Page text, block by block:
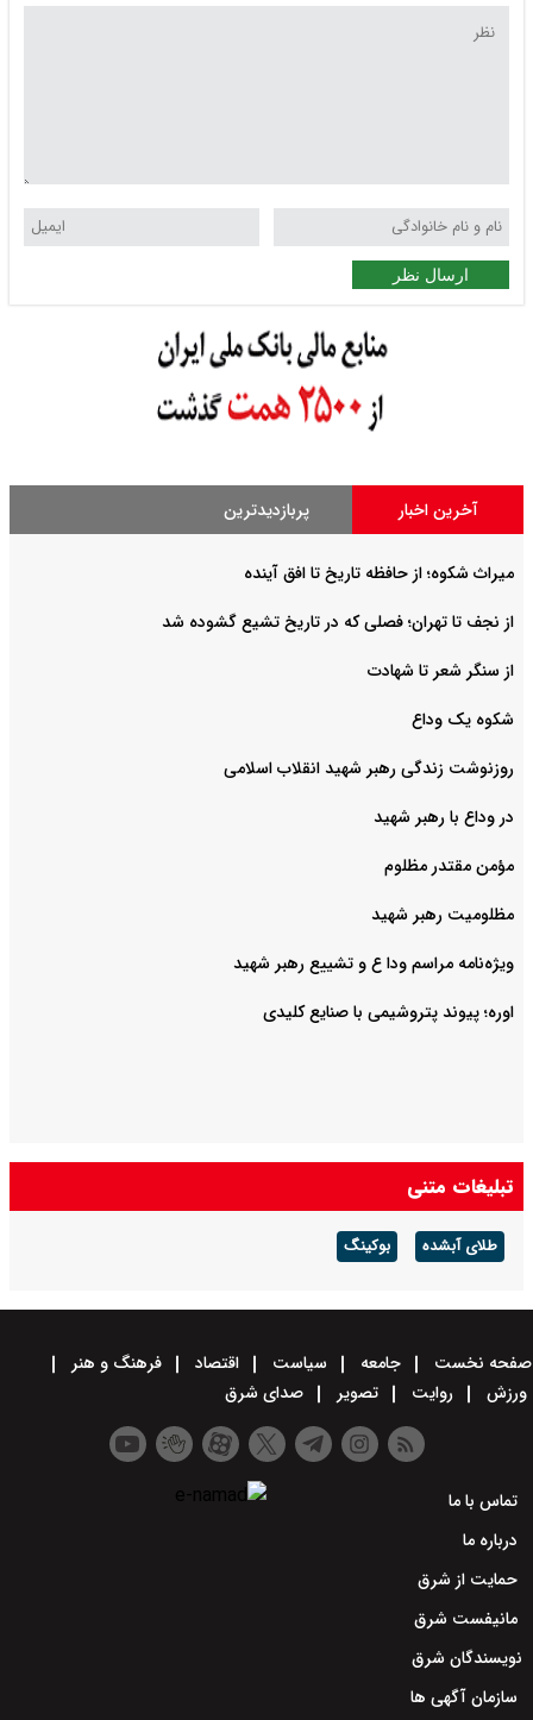
ارسال نظر
آخرین اخبار پربازدیدترین
میراث شکوه؛ از حافظه تاریخ تا افق آینده
از نجف تا تهران؛ فصلی که در تاریخ تشیع گشوده شد
از سنگر شعر تا شهادت
شکوه یک وداع
روزنوشت زندگی رهبر شهید انقلاب اسلامی
در وداع با رهبر شهید
مؤمن مقتدر مظلوم
مظلومیت رهبر شهید
ویژه‌نامه مراسم ودا ع و تشییع رهبر شهید
اوره؛ پیوند پتروشیمی با صنایع کلیدی
تبلیغات متنی
طلای آبشده بوکینگ
صفحه نخست جامعه سیاست اقتصاد
فرهنگ و هنر
ورزش
روایت تصویر صدای شرق
تماس با ما
درباره ما
حمایت از شرق
مانیفست شرق
نویسندگان شرق
سازمان آگهی ها